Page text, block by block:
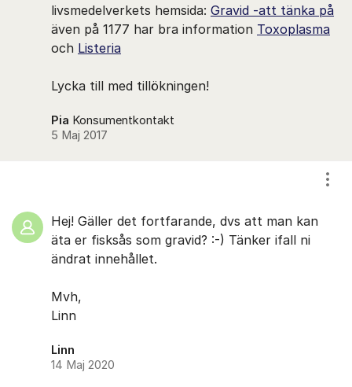
livsmedelverkets hemsida: Gravid -att tänka på
även på 1177 har bra information Toxoplasma
och Listeria
Lycka till med tillökningen!
Pia Konsumentkontakt
5 Maj 2017
Hej! Gäller det fortfarande, dvs att man kan
äta er fisksås som gravid? :-) Tänker ifall ni
ändrat innehållet.
Mvh,
Linn
Linn
14 Maj 2020